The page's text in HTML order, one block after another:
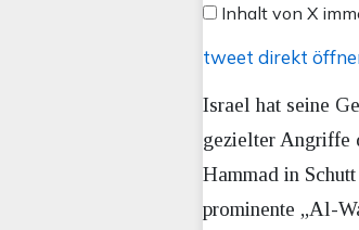
anzeigen
Inhalt von X
tweet direkt
Israel hat seine
gezielter Angriffe
Hammad in
prominente „Al-